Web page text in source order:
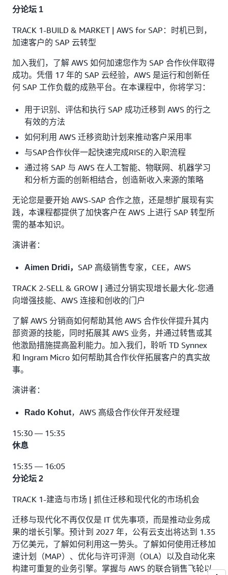
分论坛 1
TRACK 1-BUILD & MARKET | AWS for SAP：时机已到，
加速客户的 SAP 云转型
加入我们，了解 AWS 如何加速您作为 SAP 合作伙伴取得
成功。凭借 17 年的 SAP 云经验，AWS 是运行和创新任
何 SAP 工作负载的成熟平台。在本课程中，你将学习：
用于识别、评估和执行 SAP 成功迁移到 AWS 的行之
有效的方法
如何利用 AWS 迁移资助计划来推动客户采用率
与SAP合作伙伴一起快速完成RISE的入职流程
通过将 SAP 与 AWS 在人工智能、物联网、机器学习
和分析方面的创新相结合，创造新收入来源的策略
无论您是要开始 AWS-SAP 合作之旅，还是想扩展现有实
践，本课程都提供了加快客户在 AWS 上进行 SAP 转型所
需的基本知识。
演讲者：
Aimen Dridi， SAP 高级销售专家，CEE，AWS
TRACK 2-SELL & GROW | 通过分销实现增长最大化-您通
向增强技能、AWS 连接和创收的门户
了解 AWS 分销商如何帮助其他 AWS 合作伙伴提升其内
部资源的技能，同时拓展其 AWS 业务，并通过转售或其
他激励措施提高盈利能力。加入我们，聆听 TD Synnex
和 Ingram Micro 如何帮助其合作伙伴拓展客户的真实故
事。
演讲者：
Rado Kohut，AWS 高级合作伙伴开发经理
15:30 — 15:35
休息
15:35 — 16:05
分论坛 2
TRACK 1-建造与市场 | 抓住迁移和现代化的市场机会
迁移与现代化不再仅仅是 IT 优先事项，而是推动业务成
果的增长引擎。预计到 2027 年，公有云支出将达到 1.35
万亿美元，了解如何利用这一势头。了解如何使用迁移加
速计划（MAP）、优化与许可评测（OLA）以及自动化来
构建可重复的业务引擎。掌握与 AWS 的联合销售飞轮以